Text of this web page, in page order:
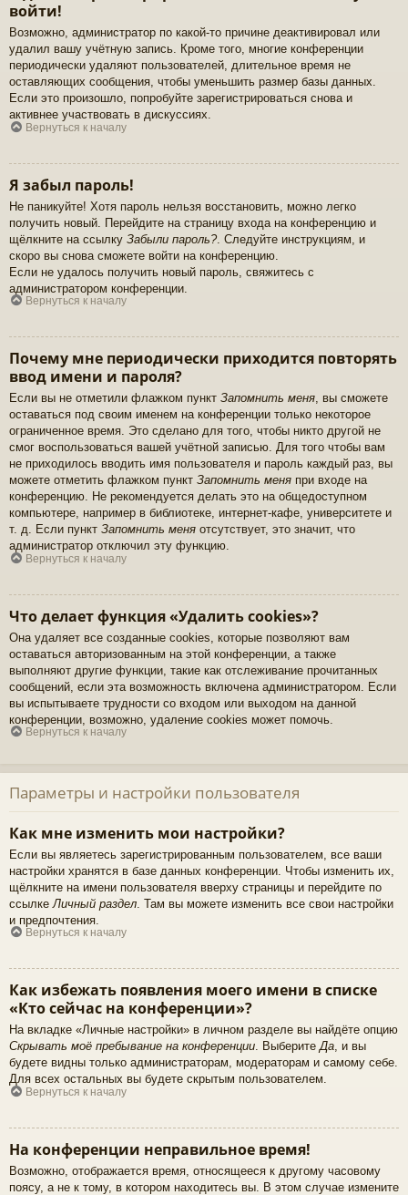
войти!
Возможно, администратор по какой-то причине деактивировал или
удалил вашу учётную запись. Кроме того, многие конференции
периодически удаляют пользователей, длительное время не
оставляющих сообщения, чтобы уменьшить размер базы данных.
Если это произошло, попробуйте зарегистрироваться снова и
активнее участвовать в дискуссиях.
Вернуться к началу
Я забыл пароль!
Не паникуйте! Хотя пароль нельзя восстановить, можно легко
получить новый. Перейдите на страницу входа на конференцию и
щёлкните на ссылку Забыли пароль?. Следуйте инструкциям, и
скоро вы снова сможете войти на конференцию.
Если не удалось получить новый пароль, свяжитесь с
администратором конференции.
Вернуться к началу
Почему мне периодически приходится повторять
ввод имени и пароля?
Если вы не отметили флажком пункт Запомнить меня, вы сможете
оставаться под своим именем на конференции только некоторое
ограниченное время. Это сделано для того, чтобы никто другой не
смог воспользоваться вашей учётной записью. Для того чтобы вам
не приходилось вводить имя пользователя и пароль каждый раз, вы
можете отметить флажком пункт Запомнить меня при входе на
конференцию. Не рекомендуется делать это на общедоступном
компьютере, например в библиотеке, интернет-кафе, университете и
т. д. Если пункт Запомнить меня отсутствует, это значит, что
администратор отключил эту функцию.
Вернуться к началу
Что делает функция «Удалить cookies»?
Она удаляет все созданные cookies, которые позволяют вам
оставаться авторизованным на этой конференции, а также
выполняют другие функции, такие как отслеживание прочитанных
сообщений, если эта возможность включена администратором. Если
вы испытываете трудности со входом или выходом на данной
конференции, возможно, удаление cookies может помочь.
Вернуться к началу
Параметры и настройки пользователя
Как мне изменить мои настройки?
Если вы являетесь зарегистрированным пользователем, все ваши
настройки хранятся в базе данных конференции. Чтобы изменить их,
щёлкните на имени пользователя вверху страницы и перейдите по
ссылке Личный раздел . Там вы можете изменить все свои настройки
и предпочтения.
Вернуться к началу
Как избежать появления моего имени в списке
«Кто сейчас на конференции»?
На вкладке «Личные настройки» в личном разделе вы найдёте опцию
Скрывать моё пребывание на конференции. ВыберитеДа, и вы
будете видны только администраторам, модераторам и самому себе.
Для всех остальных вы будете скрытым пользователем.
Вернуться к началу
На конференции неправильное время!
Возможно, отображается время, относящееся к другому часовому
поясу, а не к тому, в котором находитесь вы. В этом случае измените